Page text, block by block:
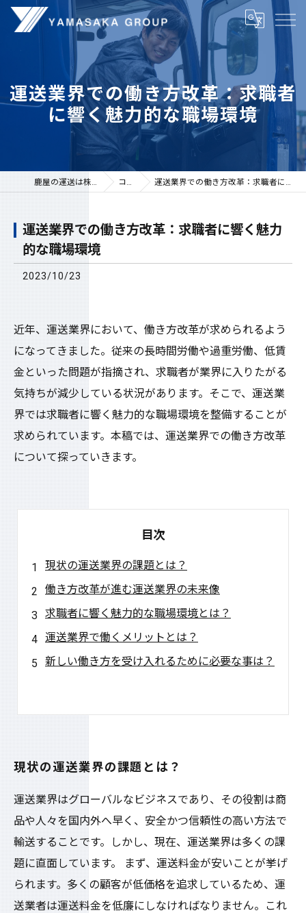
運送業界での働き方改革：求職者
に響く魅力的な職場環境
鹿屋の運送は株式会社山坂 コラム 運送業界での働き方改革：求職者に響く魅力的な職場環境
運送業界での働き方改革：求職者に響く魅力
的な職場環境
2023/10/23
近年、運送業界において、働き方改革が求められるよう
になってきました。従来の長時間労働や過重労働、低賃
金といった問題が指摘され、求職者が業界に入りたがる
気持ちが減少している状況があります。そこで、運送業
界では求職者に響く魅力的な職場環境を整備することが
求められています。本稿では、運送業界での働き方改革
について探っていきます。
目次
現状の運送業界の課題とは？
働き方改革が進む運送業界の未来像
求職者に響く魅力的な職場環境とは？
運送業界で働くメリットとは？
新しい働き方を受け入れるために必要な事は？
現状の運送業界の課題とは？
運送業界はグローバルなビジネスであり、その役割は商
品や人々を国内外へ早く、安全かつ信頼性の高い方法で
輸送することです。しかし、現在、運送業界は多くの課
題に直面しています。 まず、運送料金が安いことが挙げ
られます。多くの顧客が低価格を追求しているため、運
送業者は運送料金を低廉にしなければなりません。これ